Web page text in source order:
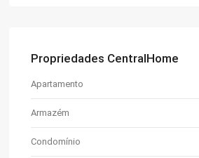
Propriedades CentralHome
Apartamento
Armazém
Condomínio